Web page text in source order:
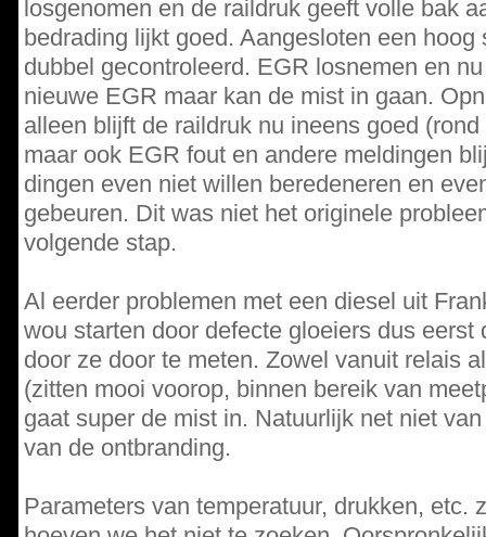
losgenomen en de raildruk geeft volle bak
bedrading lijkt goed. Aangesloten een
dubbel gecontroleerd. EGR losnemen en
nieuwe EGR maar kan de mist in gaan.
alleen blijft de raildruk nu ineens goed
maar ook EGR fout en andere meldingen
dingen even niet willen beredeneren en
gebeuren. Dit was niet het originele
volgende stap.
Al eerder problemen met een diesel uit
wou starten door defecte gloeiers dus
door ze door te meten. Zowel vanuit relais
(zitten mooi voorop, binnen bereik van
gaat super de mist in. Natuurlijk net niet
van de ontbranding.
Parameters van temperatuur, drukken, etc.